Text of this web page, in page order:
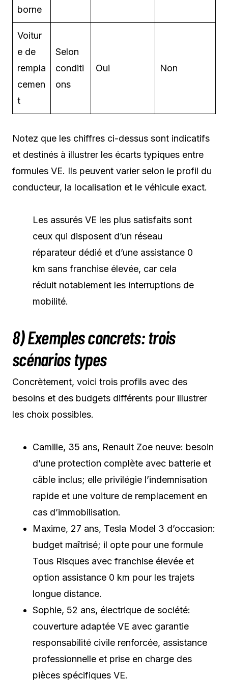
borne
Voitur
e de
rempla
cemen
t
Selon
conditi
ons
Oui Non
Notez que les chiffres ci-dessus sont indicatifs
et destinés à illustrer les écarts typiques entre
formules VE. Ils peuvent varier selon le profil du
conducteur, la localisation et le véhicule exact.
Les assurés VE les plus satisfaits sont
ceux qui disposent d’un réseau
réparateur dédié et d’une assistance 0
km sans franchise élevée, car cela
réduit notablement les interruptions de
mobilité.
8) Exemples concrets: trois
scénarios types
Concrètement, voici trois profils avec des
besoins et des budgets différents pour illustrer
les choix possibles.
Camille, 35 ans, Renault Zoe neuve: besoin
d’une protection complète avec batterie et
câble inclus; elle privilégie l’indemnisation
rapide et une voiture de remplacement en
cas d’immobilisation.
Maxime, 27 ans, Tesla Model 3 d’occasion:
budget maîtrisé; il opte pour une formule
Tous Risques avec franchise élevée et
option assistance 0 km pour les trajets
longue distance.
Sophie, 52 ans, électrique de société:
couverture adaptée VE avec garantie
responsabilité civile renforcée, assistance
professionnelle et prise en charge des
pièces spécifiques VE.